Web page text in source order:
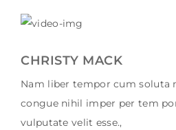
CHRISTY MACK
Nam liber tempor cum soluta
congue nihil imper per tem
vulputate velit esse.,